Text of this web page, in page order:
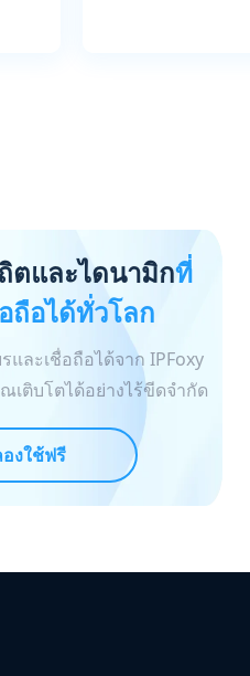
ตและไดนามิกที่
ถือได้ทั่วโลก
และเชื่อถือได้จาก IPFoxy
ติบโตได้อย่างไร้ขีดจำกัด
งใช้ฟรี